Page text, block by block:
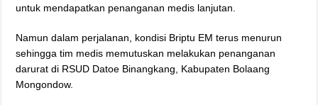
untuk mendapatkan penanganan medis lanjutan.
Namun dalam perjalanan, kondisi Briptu EM terus menurun
sehingga tim medis memutuskan melakukan penanganan
darurat di RSUD Datoe Binangkang, Kabupaten Bolaang
Mongondow.